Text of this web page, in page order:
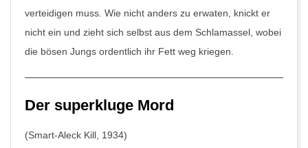
verteidigen muss. Wie nicht anders zu erwaten, knickt er
nicht ein und zieht sich selbst aus dem Schlamassel, wobei
die bösen Jungs ordentlich ihr Fett weg kriegen.
Der superkluge Mord
(Smart-Aleck Kill, 1934)